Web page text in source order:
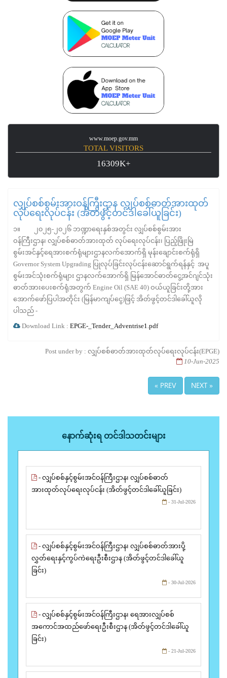
www.moep.gov.mm
TOTAL VISITORS
16309K+
လျှပ်စစ်စွမ်းအားဝန်ကြီးဌာန လျှပ်စစ်ဓာတ်အားထုတ်
လုပ်ရေးလုပ်ငန်း (အိတ်ဖွင့်တင်ဒါခေါ်ယူခြင်း)
၁။ ၂၀၂၅-၂၀၂၆ ဘဏ္ဍာရေးနှစ်အတွင်း လျှပ်စစ်စွမ်းအား
ဝန်ကြီးဌာန၊ လျှပ်စစ်ဓာတ်အားထုတ် လုပ်ရေးလုပ်ငန်း၊ ပြည့်ဖြိုးမြဲ
စွမ်းအင်နှင့်ရေအားစက်ရုံများဌာနလက်အောက်ရှိ မုန်းချောင်းစက်ရုံရှိ
Governor System Upgrading ပြုလုပ်ခြင်းလုပ်ငန်းဆောင်ရွက်ရန်နှင့် အပူ
စွမ်းအင်သုံးစက်ရုံများ ဌာနလက်အောက်ရှိ မြန်အောင်ဓာတ်ငွေ့အင်ဂျင်သုံး
ဓာတ်အားပေးစက်ရုံအတွက် Engine Oil (SAE 40) ဝယ်ယူခြင်းတို့အား
အောက်ဖော်ပြပါအတိုင်း (မြန်မာကျပ်ငွေ)ဖြင့် အိတ်ဖွင့်တင်ဒါခေါ်ယူလို
ပါသည် -
Download Link : EPGE-_Tender_Adventrise1.pdf
Post under by : လျှပ်စစ်ဓာတ်အားထုတ်လုပ်ရေးလုပ်ငန်း(EPGE)
10-Jun-2025
« PREV NEXT »
နောက်ဆုံးရ တင်ဒါသတင်းများ
- လျှပ်စစ်နှင့်စွမ်းအင်ဝန်ကြီးဌာန၊ လျှပ်စစ်ဓာတ်
အားထုတ်လုပ်ရေးလုပ်ငန်း (အိတ်ဖွင့်တင်ဒါခေါ်ယူခြင်း)
- 31-Jul-2026
- လျှပ်စစ်နှင့်စွမ်းအင်ဝန်ကြီးဌာန၊ လျှပ်စစ်ဓာတ်အားပို့
လွှတ်ရေးနှင့်ကွပ်ကဲရေးဦးစီးဌာန (အိတ်ဖွင့်တင်ဒါခေါ်ယူ
ခြင်း)
- 30-Jul-2026
- လျှပ်စစ်နှင့်စွမ်းအင်ဝန်ကြီးဌာန၊ ရေအားလျှပ်စစ်
အကောင်အထည်ဖော်ရေးဦးစီးဌာန (အိတ်ဖွင့်တင်ဒါခေါ်ယူ
ခြင်း)
- 21-Jul-2026